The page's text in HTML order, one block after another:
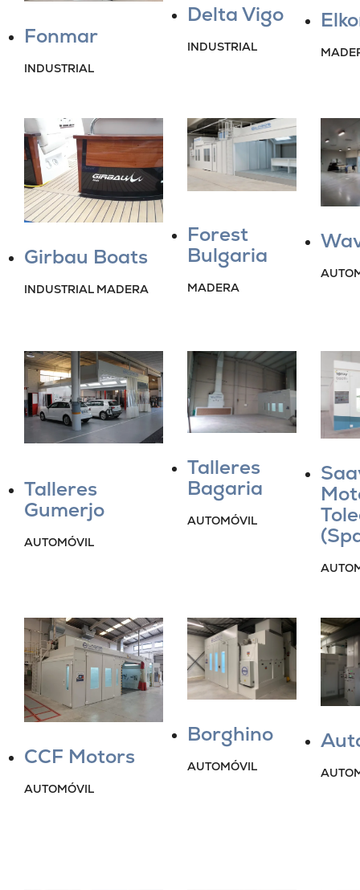
Fonmar
INDUSTRIAL
Delta Vigo
INDUSTRIAL
Girbau Boats
INDUSTRIAL MADERA
Forest
Bulgaria
MADERA
Talleres
Gumerjo
AUTOMÓVIL
Talleres
Bagaria
AUTOMÓVIL
CCF Motors
AUTOMÓVIL
Borghino
AUTOMÓVIL